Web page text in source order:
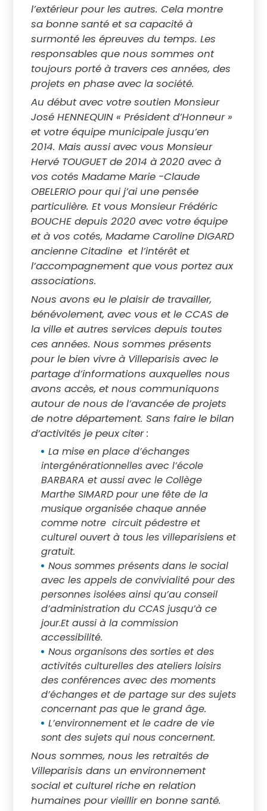
l’extérieur pour les autres. Cela montre
sa bonne santé et sa capacité à
surmonté les épreuves du temps. Les
responsables que nous sommes ont
toujours porté à travers ces années, des
projets en phase avec la société.
Au début avec votre soutien Monsieur
José HENNEQUIN « Président d’Honneur »
et votre équipe municipale jusqu’en
2014. Mais aussi avec vous Monsieur
Hervé TOUGUET de 2014 à 2020 avec à
vos cotés Madame Marie -Claude
OBELERIO pour qui j’ai une pensée
particulière. Et vous Monsieur Frédéric
BOUCHE depuis 2020 avec votre équipe
et à vos cotés, Madame Caroline DIGARD
ancienne Citadine et l’intérêt et
l’accompagnement que vous portez aux
associations.
Nous avons eu le plaisir de travailler,
bénévolement, avec vous et le CCAS de
la ville et autres services depuis toutes
ces années. Nous sommes présents
pour le bien vivre à Villeparisis avec le
partage d’informations auxquelles nous
avons accès, et nous communiquons
autour de nous de l’avancée de projets
de notre département. Sans faire le bilan
d’activités je peux citer :
La mise en place d’échanges
intergénérationnelles avec l’école
BARBARA et aussi avec le Collège
Marthe SIMARD pour une fête de la
musique organisée chaque année
comme notre circuit pédestre et
culturel ouvert à tous les villeparisiens et
gratuit.
Nous sommes présents dans le social
avec les appels de convivialité pour des
personnes isolées ainsi qu’au conseil
d’administration du CCAS jusqu’à ce
jour.Et aussi à la commission
accessibilité.
Nous organisons des sorties et des
activités culturelles des ateliers loisirs
des conférences avec des moments
d’échanges et de partage sur des sujets
concernant pas que le grand âge.
L’environnement et le cadre de vie
sont des sujets qui nous concernent.
Nous sommes, nous les retraités de
Villeparisis dans un environnement
social et culturel riche en relation
humaines pour vieillir en bonne santé.